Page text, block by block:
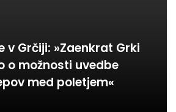
v Grčiji: »Zaenkrat Grki
o možnosti uvedbe
med poletjem«